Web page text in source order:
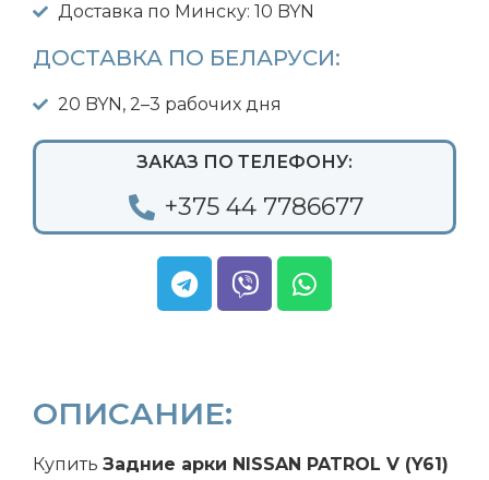
Доставка по Минску: 10 BYN
ДОСТАВКА ПО БЕЛАРУСИ:
20 BYN, 2–3 рабочих дня
ЗАКАЗ ПО ТЕЛЕФОНУ:
+375 44 7786677
ОПИСАНИЕ:
Купить Задние арки NISSAN PATROL V (Y61)